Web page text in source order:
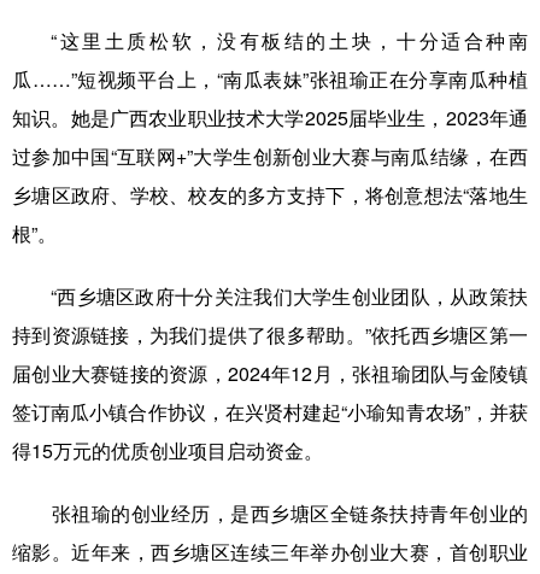
“这里土质松软，没有板结的土块，十分适合种南
瓜……”短视频平台上，“南瓜表妹”张祖瑜正在分享南瓜种植
知识。她是广西农业职业技术大学2025届毕业生，2023年通
过参加中国“互联网+”大学生创新创业大赛与南瓜结缘，在西
乡塘区政府、学校、校友的多方支持下，将创意想法“落地生
根”。
“西乡塘区政府十分关注我们大学生创业团队，从政策扶
持到资源链接，为我们提供了很多帮助。”依托西乡塘区第一
届创业大赛链接的资源，2024年12月，张祖瑜团队与金陵镇
签订南瓜小镇合作协议，在兴贤村建起“小瑜知青农场”，并获
得15万元的优质创业项目启动资金。
张祖瑜的创业经历，是西乡塘区全链条扶持青年创业的
缩影。近年来，西乡塘区连续三年举办创业大赛，首创职业